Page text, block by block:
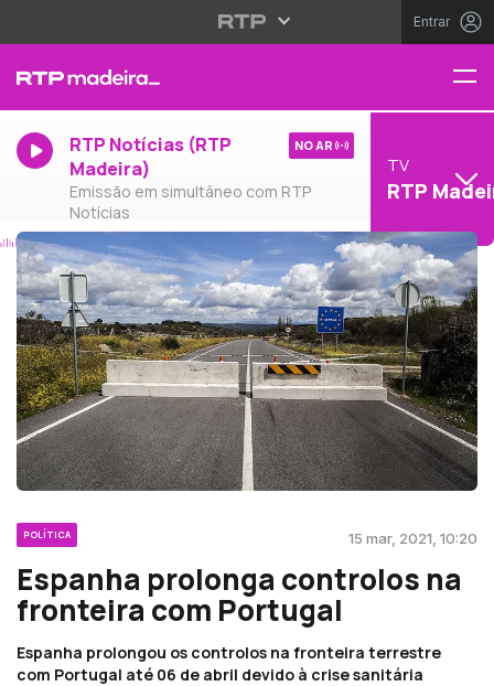
Entrar
RTP Notícias (RTP
Madeira)
Emissão em simultâneo com RTP
Notícias
NO AR
TV
RTP
POLÍTICA 15 mar, 2021, 10:20
Espanha prolonga controlos na
fronteira com Portugal
Espanha prolongou os controlos na fronteira terrestre
com Portugal até 06 de abril devido à crise sanitária